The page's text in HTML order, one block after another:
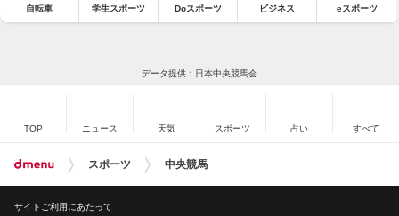
自転車 学生スポーツ Doスポーツ ビジネス eスポーツ
データ提供：日本中央競馬会
TOP ニュース 天気 スポーツ 占い すべて
スポーツ 中央競馬
サイトご利用にあたって